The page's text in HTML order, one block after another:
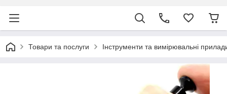
Товари та послуги Інструменти та вимірювальні